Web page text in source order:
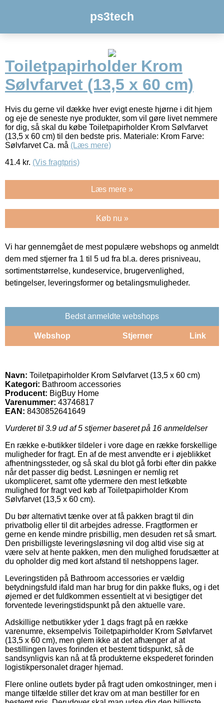
ps3tech
Toiletpapirholder Krom
Sølvfarvet (13,5 x 60 cm)
Hvis du gerne vil dække hver evigt eneste hjørne i dit hjem
og eje de seneste nye produkter, som vil gøre livet nemmere
for dig, så skal du købe Toiletpapirholder Krom Sølvfarvet
(13,5 x 60 cm) til den bedste pris. Materiale: Krom Farve:
Sølvfarvet Ca. må (Læs mere)
41.4 kr. (Vis fragtpris)
Læs mere »
Køb nu »
Vi har gennemgået de mest populære webshops og anmeldt
dem med stjerner fra 1 til 5 ud fra bl.a. deres prisniveau,
sortimentstørrelse, kundeservice, brugervenlighed,
betingelser, leveringsformer og betalingsmuligheder.
Bedst anmeldte webshops
Webshop Stjerner Link
Navn: Toiletpapirholder Krom Sølvfarvet (13,5 x 60 cm)
Kategori: Bathroom accessories
Producent: BigBuy Home
Varenummer: 43746817
EAN: 8430852641649
Vurderet til 3.9 ud af 5 stjerner baseret på 16 anmeldelser
En række e-butikker tildeler i vore dage en række forskellige
muligheder for fragt. En af de mest anvendte er i øjeblikket
afhentningssteder, og så skal du blot gå forbi efter din pakke
når det passer dig bedst. Løsningen er nemlig ret
ukompliceret, samt ofte ydermere den mest letkøbte
mulighed for fragt ved køb af Toiletpapirholder Krom
Sølvfarvet (13,5 x 60 cm).
Du bør alternativt tænke over at få pakken bragt til din
privatbolig eller til dit arbejdes adresse. Fragtformen er
gerne en kende mindre prisbillig, men desuden ret så smart.
Den prisbilligste leveringsløsning vil dog altid vise sig at
være selv at hente pakken, men den mulighed forudsætter at
du opholder dig med kort afstand til netshoppens lager.
Leveringstiden på Bathroom accessories er vældig
betydningsfuld ifald man har brug for din pakke fluks, og i det
øjemed er det fuldkommen essentielt at vi besigtiger det
forventede leveringstidspunkt på den aktuelle vare.
Adskillige netbutikker yder 1 dags fragt på en række
varenumre, eksempelvis Toiletpapirholder Krom Sølvfarvet
(13,5 x 60 cm), men glem ikke at det afhænger af at
bestillingen laves forinden et bestemt tidspunkt, så de
sandsynligvis kan nå at få produkterne ekspederet forinden
logistikpersonalet drager hjemad.
Flere online outlets byder på fragt uden omkostninger, men i
mange tilfælde stiller det krav om at man bestiller for en